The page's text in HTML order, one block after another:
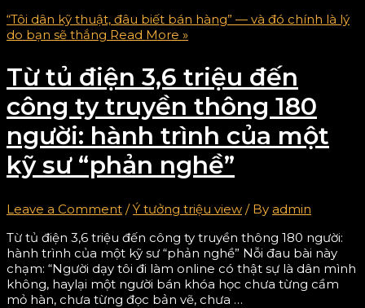
“Tôi dân kỹ thuật, đâu biết bán hàng” — và đó chính là lý
do bạn sẽ thắng Read More »
Từ tủ điện 3,6 triệu đến
công ty truyền thông 180
người: hành trình của một
kỹ sư “phản nghề”
Leave a Comment /Ý tưởng triệu view / By admin
Từ tủ điện 3,6 triệu đến công ty truyền thông 180 người:
hành trình của một kỹ sư “phản nghề” Nỗi đau bài này
chạm: “Người dạy tôi đi làm online có thật sự là dân mình
không, haylại một người bán khóa học chưa từng cầm
mỏ hàn, chưa từng đọc bản vẽ, chưa …